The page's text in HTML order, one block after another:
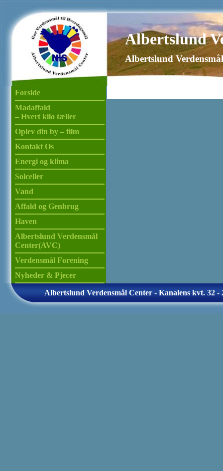
Albertslund
Albertslund
Forside
Madaffald
– Hvert kilo tæller
Oplev din by – film
Kontakt Os
Energi og klima
Solceller
Vand
Affald og Genbrug
Haven
Albertslund Verdensmål
Center(AVC)
Verdensmål Forening
Nyheder & Pjecer
Albertslund Verdensmål Center - Kanalens kvt. 32